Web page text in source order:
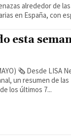
alrededor de las
en España, con
esta
News te
un resumen de las
los últimos 7...